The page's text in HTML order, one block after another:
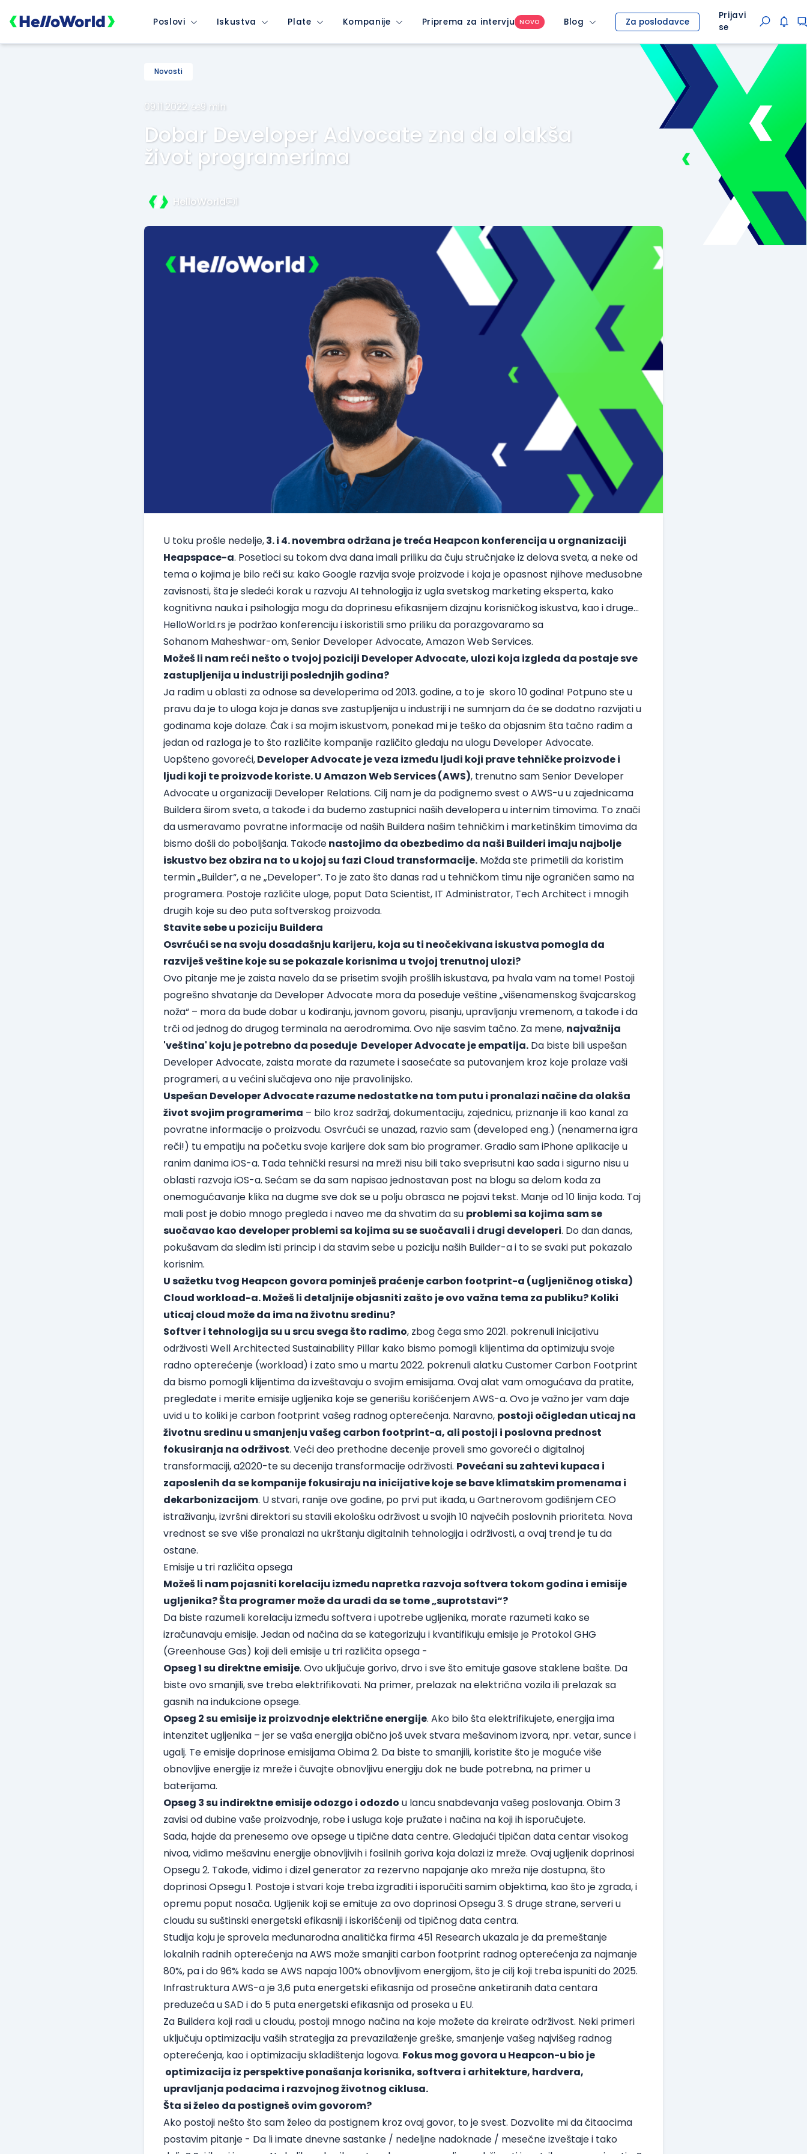
Poslovi Iskustva Plate Kompanije Priprema za intervju NOVO Blog Za poslodavce
Prijavi
se
Novosti
09.11.2022. 9 min
Dobar Developer Advocate zna da olakša
život programerima
HelloWorld 1
U toku prošle nedelje,3. i 4. novembra održana je treća Heapcon konferencija u orgnanizaciji
Heapspace-a. Posetioci su tokom dva dana imali priliku da čuju stručnjake iz delova sveta, a neke od
tema o kojima je bilo reči su: kako Google razvija svoje proizvode i koja je opasnost njihove međusobne
zavisnosti, šta je sledeći korak u razvoju AI tehnologija iz ugla svetskog marketing eksperta, kako
kognitivna nauka i psihologija mogu da doprinesu efikasnijem dizajnu korisničkog iskustva, kao i druge...
HelloWorld.rs je podržao konferenciju i iskoristili smo priliku da porazgovaramo sa
Sohanom Maheshwar-om, Senior Developer Advocate, Amazon Web Services.
Možeš li nam reći nešto o tvojoj poziciji Developer Advocate, ulozi koja izgleda da postaje sve
zastupljenija u industriji poslednjih godina?
Ja radim u oblasti za odnose sa developerima od 2013. godine, a to je skoro 10 godina! Potpuno ste u
pravu da je to uloga koja je danas sve zastupljenija u industriji i ne sumnjam da će se dodatno razvijati u
godinama koje dolaze. Čak i sa mojim iskustvom, ponekad mi je teško da objasnim šta tačno radim a
jedan od razloga je to što različite kompanije različito gledaju na ulogu Developer Advocate.
Uopšteno govoreći,Developer Advocate je veza između ljudi koji prave tehničke proizvode i
ljudi koji te proizvode koriste. U Amazon Web Services (AWS), trenutno sam Senior Developer
Advocate u organizaciji Developer Relations. Cilj nam je da podignemo svest o AWS-u u zajednicama
Buildera širom sveta, a takođe i da budemo zastupnici naših developera u internim timovima. To znači
da usmeravamo povratne informacije od naših Buildera našim tehničkim i marketinškim timovima da
bismo došli do poboljšanja. Takođenastojimo da obezbedimo da naši Builderi imaju najbolje
iskustvo bez obzira na to u kojoj su fazi Cloud transformacije. Možda ste primetili da koristim
termin „Builder“, a ne „Developer“. To je zato što danas rad u tehničkom timu nije ograničen samo na
programera. Postoje različite uloge, poput Data Scientist, IT Administrator, Tech Architect i mnogih
drugih koje su deo puta softverskog proizvoda.
Stavite sebe u poziciju Buildera
Osvrćući se na svoju dosadašnju karijeru, koja su ti neočekivana iskustva pomogla da
razviješ veštine koje su se pokazale korisnima u tvojoj trenutnoj ulozi?
Ovo pitanje me je zaista navelo da se prisetim svojih prošlih iskustava, pa hvala vam na tome! Postoji
pogrešno shvatanje da Developer Advocate mora da poseduje veštine „višenamenskog švajcarskog
noža“ – mora da bude dobar u kodiranju, javnom govoru, pisanju, upravljanju vremenom, a takođe i da
trči od jednog do drugog terminala na aerodromima. Ovo nije sasvim tačno. Za mene, najvažnija
'veština' koju je potrebno da poseduje Developer Advocate je empatija. Da biste bili uspešan
Developer Advocate, zaista morate da razumete i saosećate sa putovanjem kroz koje prolaze vaši
programeri, a u većini slučajeva ono nije pravolinijsko.
Uspešan Developer Advocate razume nedostatke na tom putu i ​​pronalazi načine da olakša
život svojim programerima – bilo kroz sadržaj, dokumentaciju, zajednicu, priznanje ili kao kanal za
povratne informacije o proizvodu. Osvrćući se unazad, razvio sam (developed eng.) (nenamerna igra
reči!) tu empatiju na početku svoje karijere dok sam bio programer. Gradio sam iPhone aplikacije u
ranim danima iOS-a. Tada tehnički resursi na mreži nisu bili tako sveprisutni kao sada i sigurno nisu u
oblasti razvoja iOS-a. Sećam se da sam napisao jednostavan post na blogu sa delom koda za
onemogućavanje klika na dugme sve dok se u polju obrasca ne pojavi tekst. Manje od 10 linija koda. Taj
mali post je dobio mnogo pregleda i naveo me da shvatim da su problemi sa kojima sam se
suočavao kao developer problemi sa kojima su se suočavali i drugi developeri. Do dan danas,
pokušavam da sledim isti princip i da stavim sebe u poziciju naših Builder-a i to se svaki put pokazalo
korisnim.
U sažetku tvog Heapcon govora pominješ praćenje carbon footprint-a (ugljeničnog otiska)
Cloud workload-a. Možeš li detaljnije objasniti zašto je ovo važna tema za publiku? Koliki
uticaj cloud može da ima na životnu sredinu?
Softver i tehnologija su u srcu svega što radimo, zbog čega smo 2021. pokrenuli inicijativu
održivosti Well Architected Sustainability Pillar kako bismo pomogli klijentima da optimizuju svoje
radno opterećenje (workload) i zato smo u martu 2022. pokrenuli alatku Customer Carbon Footprint
da bismo pomogli klijentima da izveštavaju o svojim emisijama. Ovaj alat vam omogućava da pratite,
pregledate i merite emisije ugljenika koje se generišu korišćenjem AWS-a. Ovo je važno jer vam daje
uvid u to koliki je carbon footprint vašeg radnog opterećenja. Naravno, postoji očigledan uticaj na
životnu sredinu u smanjenju vašeg carbon footprint-a, ali postoji i poslovna prednost
fokusiranja na održivost. Veći deo prethodne decenije proveli smo govoreći o digitalnoj
transformaciji, a2020-te su decenija transformacije održivosti. Povećani su zahtevi kupaca i
zaposlenih da se kompanije fokusiraju na inicijative koje se bave klimatskim promenama i
dekarbonizacijom. U stvari, ranije ove godine, po prvi put ikada, u Gartnerovom godišnjem CEO
istraživanju, izvršni direktori su stavili ekološku održivost u svojih 10 najvećih poslovnih prioriteta. Nova
vrednost se sve više pronalazi na ukrštanju digitalnih tehnologija i održivosti, a ovaj trend je tu da
ostane.
Emisije u tri različita opsega
Možeš li nam pojasniti korelaciju između napretka razvoja softvera tokom godina i emisije
ugljenika? Šta programer može da uradi da se tome „suprotstavi“?
Da biste razumeli korelaciju između softvera i upotrebe ugljenika, morate razumeti kako se
izračunavaju emisije. Jedan od načina da se kategorizuju i kvantifikuju emisije je Protokol GHG
(Greenhouse Gas) koji deli emisije u tri različita opsega -
Opseg 1 su direktne emisije. Ovo uključuje gorivo, drvo i sve što emituje gasove staklene bašte. Da
biste ovo smanjili, sve treba elektrifikovati. Na primer, prelazak na električna vozila ili prelazak sa
gasnih na indukcione opsege.
Opseg 2 su emisije iz proizvodnje električne energije. Ako bilo šta elektrifikujete, energija ima
intenzitet ugljenika – jer se vaša energija obično još uvek stvara mešavinom izvora, npr. vetar, sunce i
ugalj. Te emisije doprinose emisijama Obima 2. Da biste to smanjili, koristite što je moguće više
obnovljive energije iz mreže i čuvajte obnovljivu energiju dok ne bude potrebna, na primer u
baterijama.
Opseg 3 su indirektne emisije odozgo i odozdo u lancu snabdevanja vašeg poslovanja. Obim 3
zavisi od dubine vaše proizvodnje, robe i usluga koje pružate i načina na koji ih isporučujete.
Sada, hajde da prenesemo ove opsege u tipične data centre. Gledajući tipičan data centar visokog
nivoa, vidimo mešavinu energije obnovljivih i fosilnih goriva koja dolazi iz mreže. Ovaj ugljenik doprinosi
Opsegu 2. Takođe, vidimo i dizel generator za rezervno napajanje ako mreža nije dostupna, što
doprinosi Opsegu 1. Postoje i stvari koje treba izgraditi i isporučiti samim objektima, kao što je zgrada, i
opremu poput nosača. Ugljenik koji se emituje za ovo doprinosi Opsegu 3. S druge strane, serveri u
cloudu su suštinski energetski efikasniji i iskorišćeniji od tipičnog data centra.
Studija koju je sprovela međunarodna analitička firma 451 Research ukazala je da premeštanje
lokalnih radnih opterećenja na AWS može smanjiti carbon footprint radnog opterećenja za najmanje
80%, pa i do 96% kada se AWS napaja 100% obnovljivom energijom, što je cilj koji treba ispuniti do 2025.
Infrastruktura AWS-a je 3,6 puta energetski efikasnija od prosečne anketiranih data centara
preduzeća u SAD i do 5 puta energetski efikasnija od proseka u EU.
Za Buildera koji radi u cloudu, postoji mnogo načina na koje možete da kreirate održivost. Neki primeri
uključuju optimizaciju vaših strategija za prevazilaženje greške, smanjenje vašeg najvišeg radnog
opterećenja, kao i optimizaciju skladištenja logova. Fokus mog govora u Heapcon-u bio je
optimizacija iz perspektive ponašanja korisnika, softvera i arhitekture, hardvera,
upravljanja podacima i razvojnog životnog ciklusa.
Šta si želeo da postigneš ovim govorom?
Ako postoji nešto što sam želeo da postignem kroz ovaj govor, to je svest. Dozvolite mi da čitaocima
postavim pitanje - Da li imate dnevne sastanke / nedeljne nadoknade / mesečne izveštaje i tako